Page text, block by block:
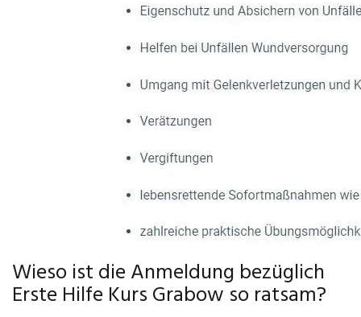
Wieso ist die Anmeldung bezüglich
Erste Hilfe Kurs Grabow so ratsam?